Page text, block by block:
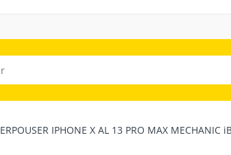
IPHONE X AL 13 PRO MAX MECHANIC